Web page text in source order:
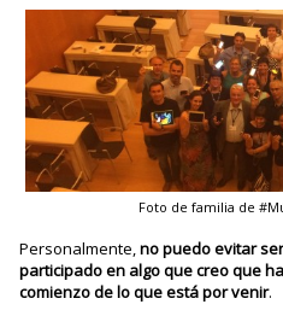
Foto de familia de
Personalmente,no puedo evitar
participado en algo que creo que
comienzo de lo que está por venir.